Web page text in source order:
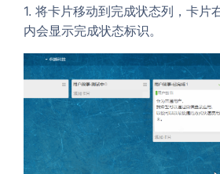
1. 将卡片移动到完成状态列，卡片
内会显示完成状态标识。